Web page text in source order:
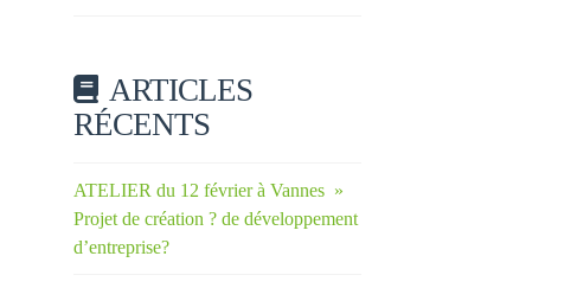
ARTICLES
RÉCENTS
ATELIER du 12 février à Vannes »
Projet de création ? de développement
d’entreprise?